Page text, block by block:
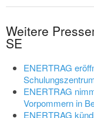
Weitere
SE
ENERTRAG
ENERTRAG
Vorpommern in
ENERTRAG